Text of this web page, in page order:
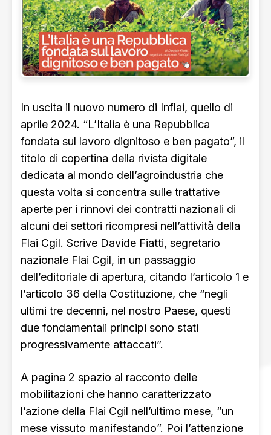
In uscita il nuovo numero di Inflai, quello di
aprile 2024. “L’Italia è una Repubblica
fondata sul lavoro dignitoso e ben pagato”, il
titolo di copertina della rivista digitale
dedicata al mondo dell’agroindustria che
questa volta si concentra sulle trattative
aperte per i rinnovi dei contratti nazionali di
alcuni dei settori ricompresi nell’attività della
Flai Cgil. Scrive Davide Fiatti, segretario
nazionale Flai Cgil, in un passaggio
dell’editoriale di apertura, citando l’articolo 1 e
l’articolo 36 della Costituzione, che “negli
ultimi tre decenni, nel nostro Paese, questi
due fondamentali principi sono stati
progressivamente attaccati”.
A pagina 2 spazio al racconto delle
mobilitazioni che hanno caratterizzato
l’azione della Flai Cgil nell’ultimo mese, “un
mese vissuto manifestando”. Poi l’attenzione